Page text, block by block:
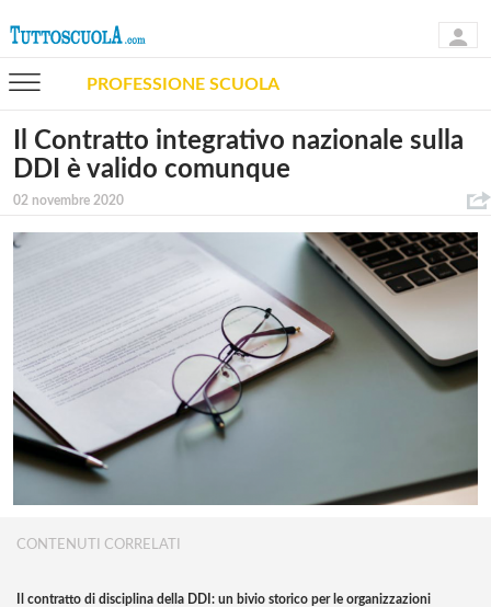
PROFESSIONE SCUOLA
Il Contratto integrativo nazionale sulla
DDI è valido comunque
02 novembre 2020
CONTENUTI CORRELATI
Il contratto di disciplina della DDI: un bivio storico per le organizzazioni